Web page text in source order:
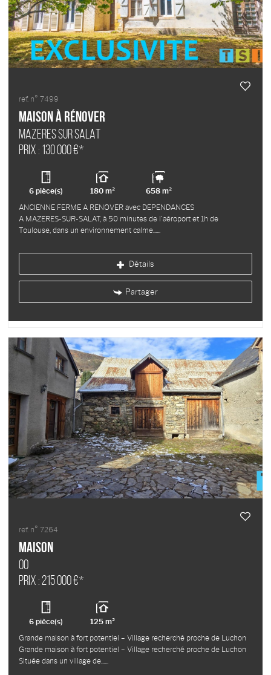
ref. n° 7499
Maison à rénover
MAZERES SUR SALAT
Prix : 130 000 €*
6 pièce(s) 180 m²
658 m²
ANCIENNE FERME A RENOVER avec DEPENDANCES
A MAZERES-SUR-SALAT, à 50 minutes de l'aéroport et 1h de
Toulouse, dans un environnement calme...
Détails
Partager
ref. n° 7264
Maison
OO
Prix : 215 000 €*
6 pièce(s)
125 m²
Grande maison à fort potentiel – Village recherché proche de Luchon
Grande maison à fort potentiel – Village recherché proche de Luchon
Située dans un village de...